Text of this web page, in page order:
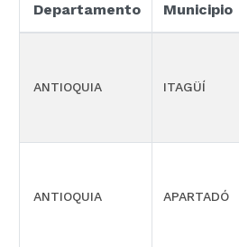
Departamento Municipio
ANTIOQUIA ITAGÜÍ
ANTIOQUIA APARTADÓ